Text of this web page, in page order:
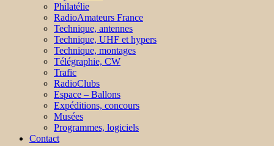
Philatélie
RadioAmateurs France
Technique, antennes
Technique, UHF et hypers
Technique, montages
Télégraphie, CW
Trafic
RadioClubs
Espace – Ballons
Expéditions, concours
Musées
Programmes, logiciels
Contact